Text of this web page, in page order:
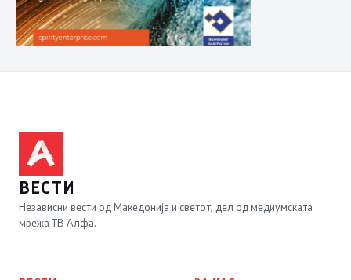
ВЕСТИ
Независни вести од Македонија и светот, дел од медиумската
мрежа ТВ Алфа.